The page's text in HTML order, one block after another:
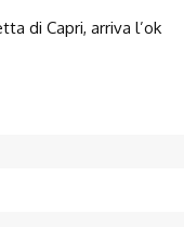
di Capri, arriva l’ok